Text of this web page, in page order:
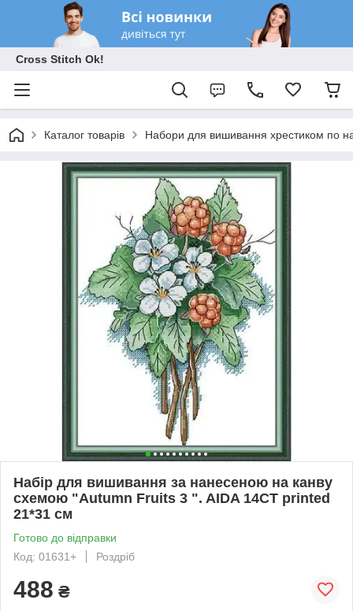
Cross Stitch Ok!
Каталог товарів Набори для вишивання хрестиком по
Набір для вишивання за нанесеною на канву
схемою "Autumn Fruits 3 ". AIDA 14CT printed
21*31 см
Готово до відправки
Код: 01631+
Роздріб
488 ₴